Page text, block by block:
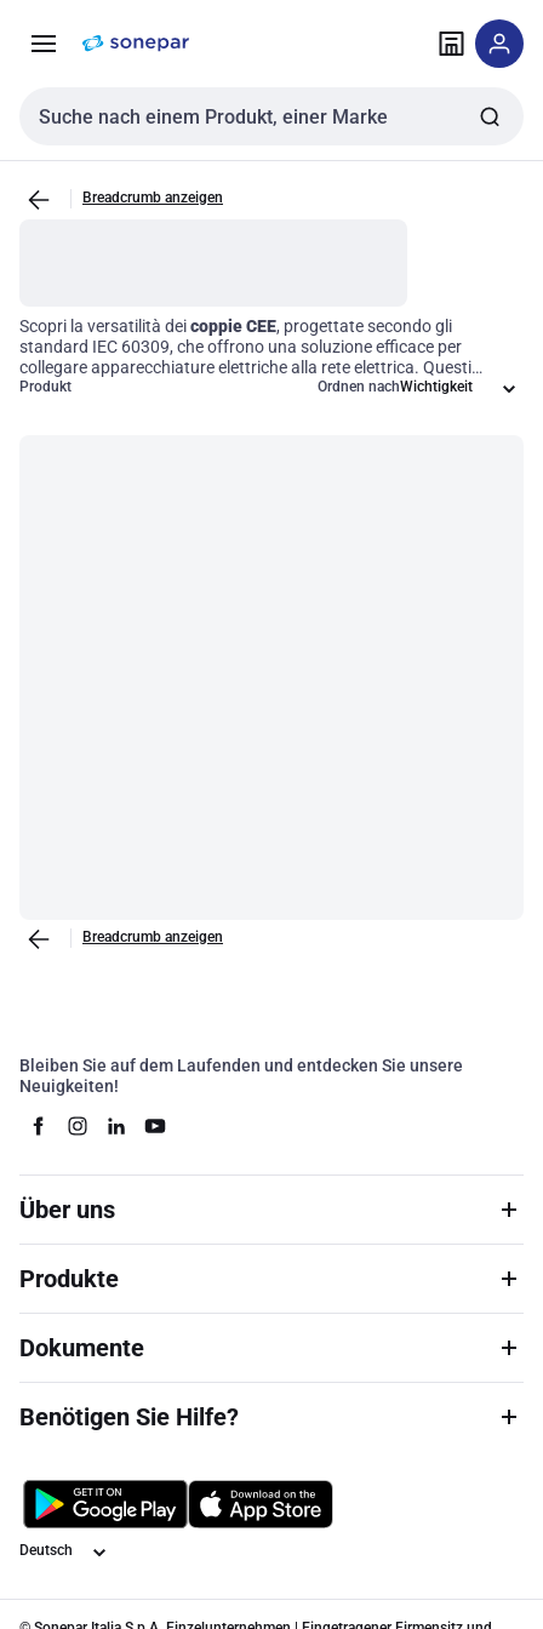
NavigationInhalt
Sucheingabe
Breadcrumb anzeigen
Scopri la versatilità deicoppie CEE, progettate secondo gli
standard IEC 60309, che offrono una soluzione efficace per
collegare apparecchiature elettriche alla rete elettrica. Questi
connettori, grazie al loro design robusto, garantiscono sicurezza e
Produkt Ordnen nach
Breadcrumb anzeigen
Bleiben Sie auf dem Laufenden und entdecken Sie unsere
Neuigkeiten!
Über uns
Produkte
Dokumente
Benötigen Sie Hilfe?
Sprache